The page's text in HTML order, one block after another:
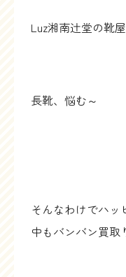
Luz湘南辻堂の靴
長靴、悩む～
そんなわけでハッ
中もバンバン買取